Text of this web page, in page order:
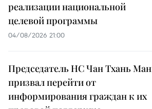
реализации национальной
целевой программы
04/08/2026 21:00
Председатель НС Чан Тхань Ман
призвал перейти от
информирования граждан к их